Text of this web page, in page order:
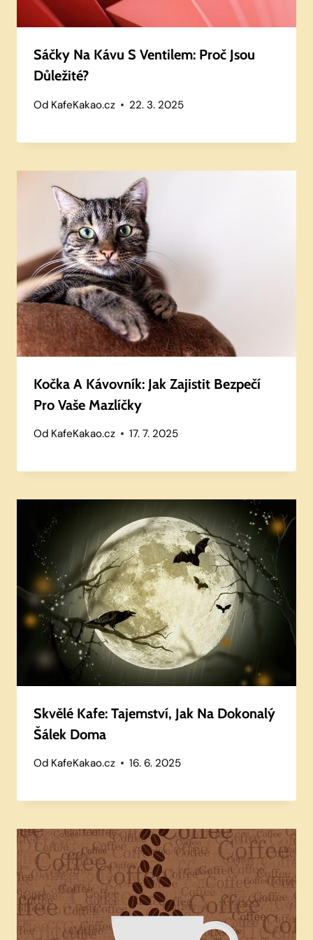
Sáčky Na Kávu S Ventilem: Proč Jsou
Důležité?
Od KafeKakao.cz 22. 3. 2025
Kočka A Kávovník: Jak Zajistit Bezpečí
Pro Vaše Mazlíčky
Od KafeKakao.cz 17. 7. 2025
Skvělé Kafe: Tajemství, Jak Na Dokonalý
Šálek Doma
Od KafeKakao.cz 16. 6. 2025